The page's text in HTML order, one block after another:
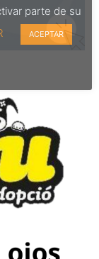
parte de su
ACEPTAR